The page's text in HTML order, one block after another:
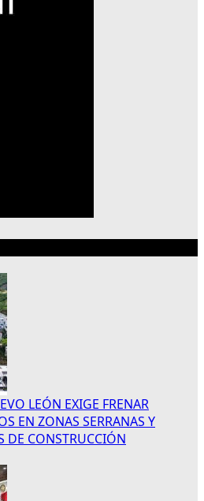
LEÓN EXIGE FRENAR
EN ZONAS SERRANAS Y
DE CONSTRUCCIÓN